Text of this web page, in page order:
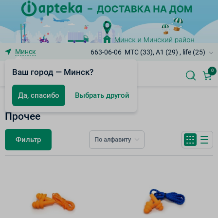
Минск
Ваш город — Минск?
Да, спасибо Выбрать другой
663-06-06 МТС (33), A1 (29) , life (25)
0
Каталог
Прочее
Фильтр По алфавиту